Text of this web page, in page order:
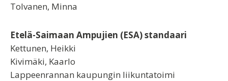
Tolvanen, Minna
Etelä-Saimaan Ampujien (ESA) standaari
Kettunen, Heikki
Kivimäki, Kaarlo
Lappeenrannan kaupungin liikuntatoimi